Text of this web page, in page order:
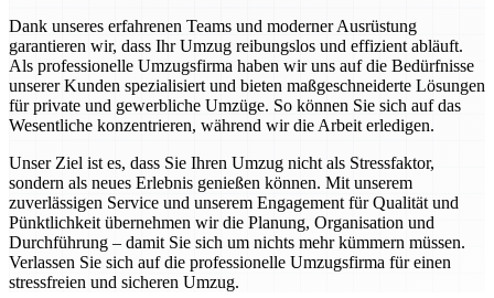
Dank unseres erfahrenen Teams und moderner Ausrüstung
garantieren wir, dass Ihr Umzug reibungslos und effizient abläuft.
Als professionelle Umzugsfirma haben wir uns auf die Bedürfnisse
unserer Kunden spezialisiert und bieten maßgeschneiderte Lösungen
für private und gewerbliche Umzüge. So können Sie sich auf das
Wesentliche konzentrieren, während wir die Arbeit erledigen.
Unser Ziel ist es, dass Sie Ihren Umzug nicht als Stressfaktor,
sondern als neues Erlebnis genießen können. Mit unserem
zuverlässigen Service und unserem Engagement für Qualität und
Pünktlichkeit übernehmen wir die Planung, Organisation und
Durchführung – damit Sie sich um nichts mehr kümmern müssen.
Verlassen Sie sich auf die professionelle Umzugsfirma für einen
stressfreien und sicheren Umzug.